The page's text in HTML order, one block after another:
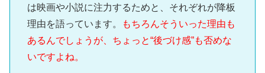
は映画や小説に注力するためと、それぞれが降板
理由を語っています。
もちろんそういった理由も
あるんでしょうが、ちょっと“後づけ感”も否めな
いですよね。